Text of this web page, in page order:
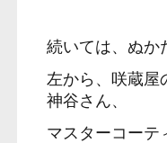
続いては、ぬか
左から、咲蔵屋
神谷さん、
マスターコーテ